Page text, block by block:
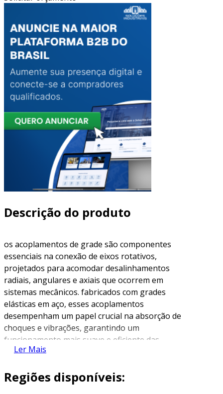
Descrição do produto
os acoplamentos de grade são componentes
essenciais na conexão de eixos rotativos,
projetados para acomodar desalinhamentos
radiais, angulares e axiais que ocorrem em
sistemas mecânicos. fabricados com grades
elásticas em aço, esses acoplamentos
desempenham um papel crucial na absorção de
choques e vibrações, garantindo um
funcionamento mais suave e eficiente das
máquinas envolvidas. além disso, são ideais
durabilidade e a resistência a desgastes são
exigências primordiais.
Ler Mais
Regiões disponíveis: